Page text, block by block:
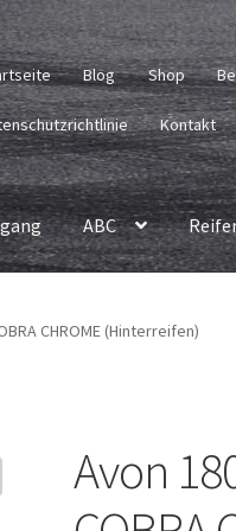
Blog Shop
Kontakt
ABC
CHROME (Hinterreifen)
Avon